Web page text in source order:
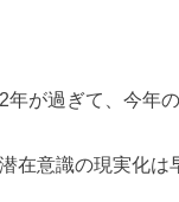
が過ぎて、今年
在意識の現実化は